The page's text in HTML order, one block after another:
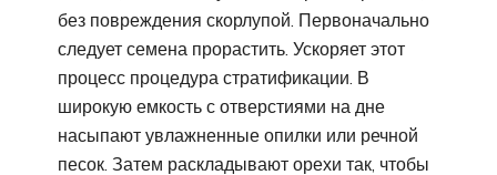
без повреждения скорлупой. Первоначально
следует семена прорастить. Ускоряет этот
процесс процедура стратификации. В
широкую емкость с отверстиями на дне
насыпают увлажненные опилки или речной
песок. Затем раскладывают орехи так, чтобы